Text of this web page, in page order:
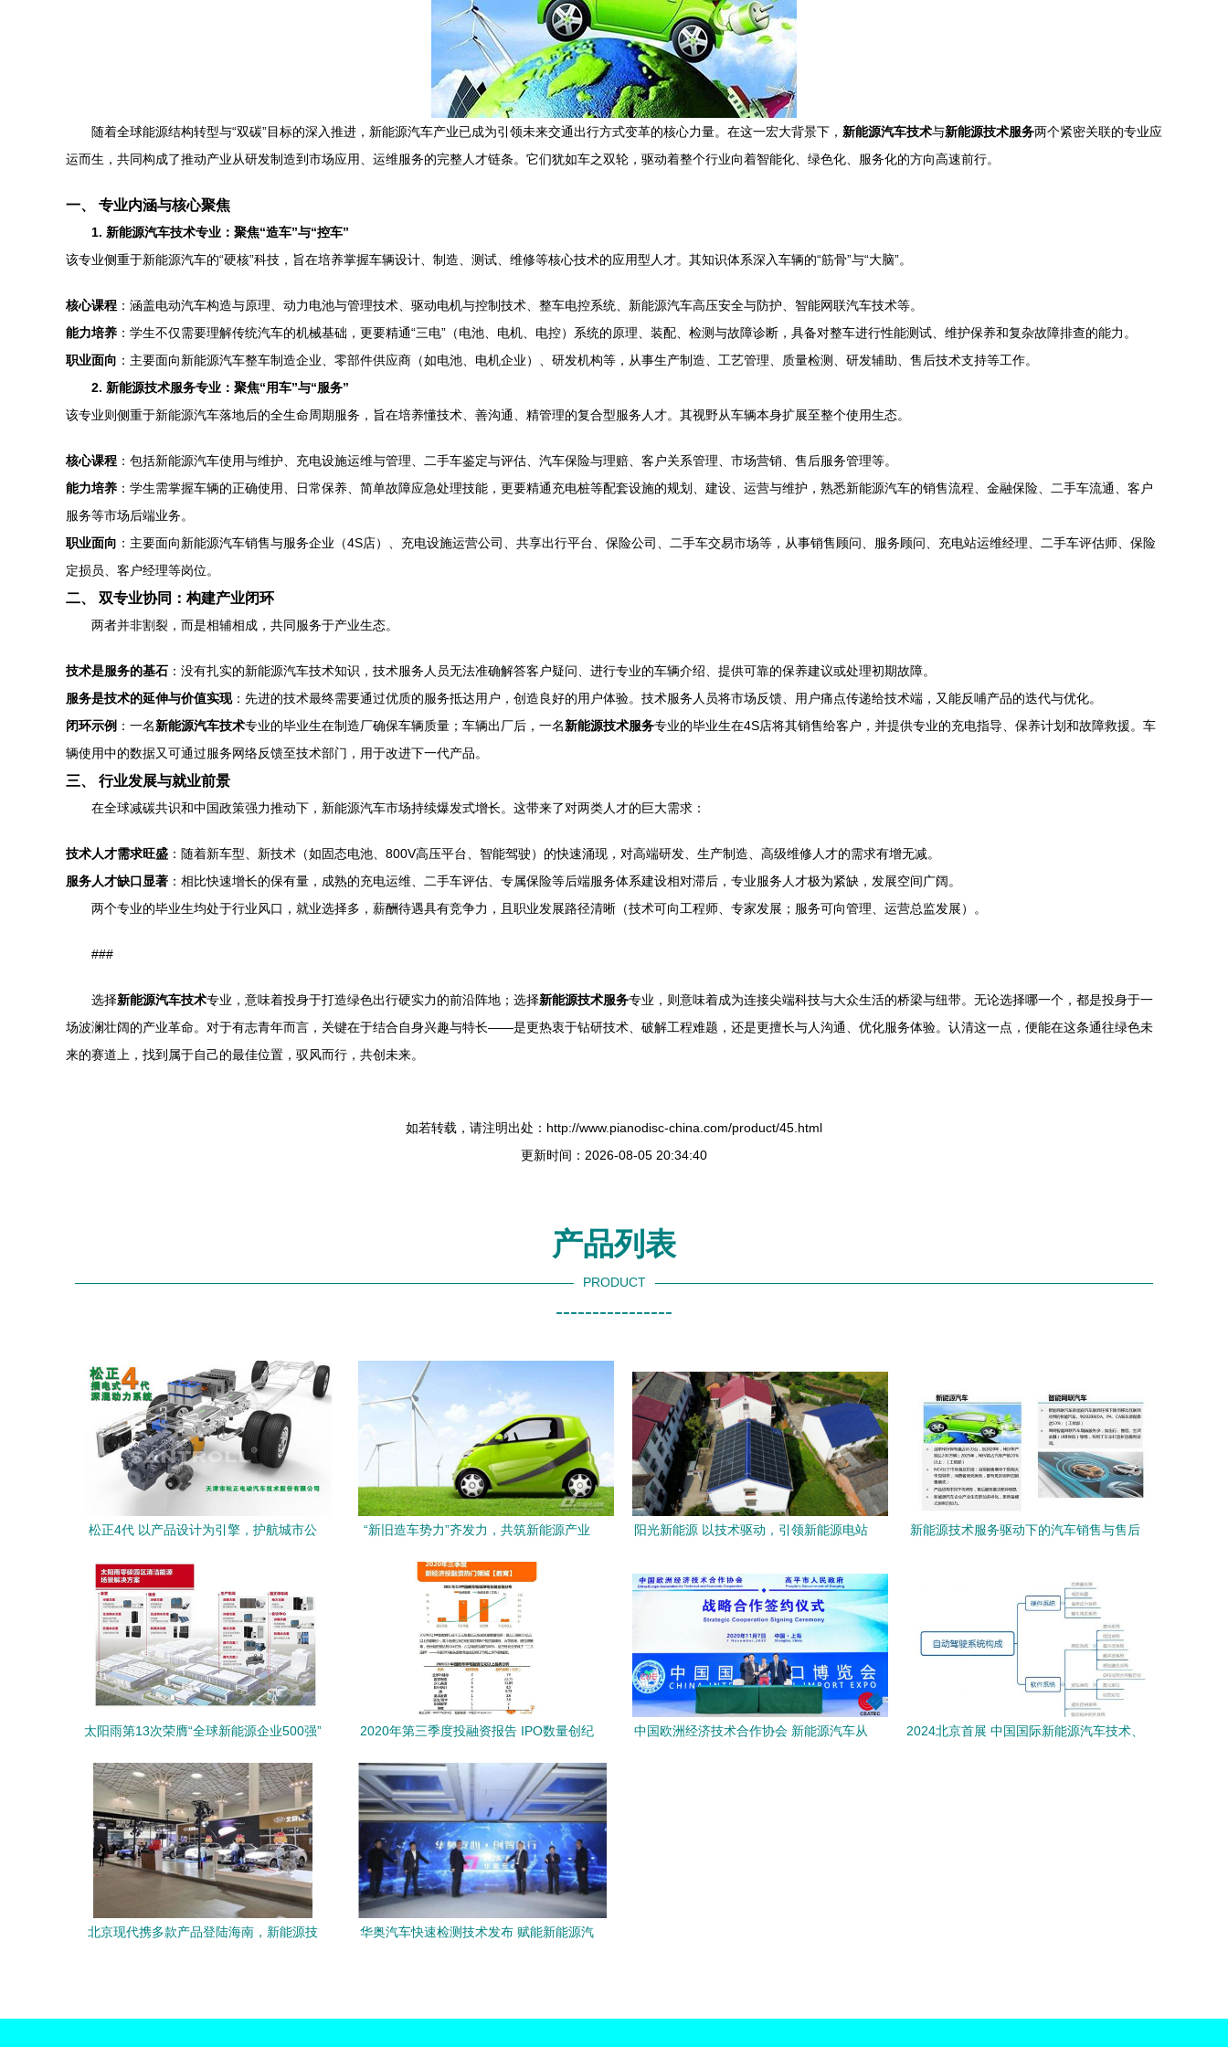
随着全球能源结构转型与“双碳”目标的深入推进，新能源汽车产业已成为引领未来交通出行方式变革的核心力量。在这一宏大背景下， 新能源汽车技术与新能源技术服务两个紧密关联的专业应
运而生，共同构成了推动产业从研发制造到市场应用、运维服务的完整人才链条。它们犹如车之双轮，驱动着整个行业向着智能化、绿色化、服务化的方向高速前行。
一、 专业内涵与核心聚焦
1. 新能源汽车技术专业：聚焦“造车”与“控车”
该专业侧重于新能源汽车的“硬核”科技，旨在培养掌握车辆设计、制造、测试、维修等核心技术的应用型人才。其知识体系深入车辆的“筋骨”与“大脑”。
核心课程 ：涵盖电动汽车构造与原理、动力电池与管理技术、驱动电机与控制技术、整车电控系统、新能源汽车高压安全与防护、智能网联汽车技术等。
能力培养 ：学生不仅需要理解传统汽车的机械基础，更要精通“三电”（电池、电机、电控）系统的原理、装配、检测与故障诊断，具备对整车进行性能测试、维护保养和复杂故障排查的能力。
职业面向 ：主要面向新能源汽车整车制造企业、零部件供应商（如电池、电机企业）、研发机构等，从事生产制造、工艺管理、质量检测、研发辅助、售后技术支持等工作。
2. 新能源技术服务专业：聚焦“用车”与“服务”
该专业则侧重于新能源汽车落地后的全生命周期服务，旨在培养懂技术、善沟通、精管理的复合型服务人才。其视野从车辆本身扩展至整个使用生态。
核心课程 ：包括新能源汽车使用与维护、充电设施运维与管理、二手车鉴定与评估、汽车保险与理赔、客户关系管理、市场营销、售后服务管理等。
能力培养 ：学生需掌握车辆的正确使用、日常保养、简单故障应急处理技能，更要精通充电桩等配套设施的规划、建设、运营与维护，熟悉新能源汽车的销售流程、金融保险、二手车流通、客户
服务等市场后端业务。
职业面向 ：主要面向新能源汽车销售与服务企业（4S店）、充电设施运营公司、共享出行平台、保险公司、二手车交易市场等，从事销售顾问、服务顾问、充电站运维经理、二手车评估师、保险
定损员、客户经理等岗位。
二、 双专业协同：构建产业闭环
两者并非割裂，而是相辅相成，共同服务于产业生态。
技术是服务的基石 ：没有扎实的新能源汽车技术知识，技术服务人员无法准确解答客户疑问、进行专业的车辆介绍、提供可靠的保养建议或处理初期故障。
服务是技术的延伸与价值实现：先进的技术最终需要通过优质的服务抵达用户，创造良好的用户体验。技术服务人员将市场反馈、用户痛点传递给技术端，又能反哺产品的迭代与优化。
闭环示例 ：一名新能源汽车技术专业的毕业生在制造厂确保车辆质量；车辆出厂后，一名新能源技术服务专业的毕业生在4S店将其销售给客户，并提供专业的充电指导、保养计划和故障救援。车
辆使用中的数据又可通过服务网络反馈至技术部门，用于改进下一代产品。
三、 行业发展与就业前景
在全球减碳共识和中国政策强力推动下，新能源汽车市场持续爆发式增长。这带来了对两类人才的巨大需求：
技术人才需求旺盛 ：随着新车型、新技术（如固态电池、800V高压平台、智能驾驶）的快速涌现，对高端研发、生产制造、高级维修人才的需求有增无减。
服务人才缺口显著 ：相比快速增长的保有量，成熟的充电运维、二手车评估、专属保险等后端服务体系建设相对滞后，专业服务人才极为紧缺，发展空间广阔。
两个专业的毕业生均处于行业风口，就业选择多，薪酬待遇具有竞争力，且职业发展路径清晰（技术可向工程师、专家发展；服务可向管理、运营总监发展）。
###
选择新能源汽车技术专业，意味着投身于打造绿色出行硬实力的前沿阵地；选择新能源技术服务专业，则意味着成为连接尖端科技与大众生活的桥梁与纽带。无论选择哪一个，都是投身于一
场波澜壮阔的产业革命。对于有志青年而言，关键在于结合自身兴趣与特长——是更热衷于钻研技术、破解工程难题，还是更擅长与人沟通、优化服务体验。认清这一点，便能在这条通往绿色未
来的赛道上，找到属于自己的最佳位置，驭风而行，共创未来。
如若转载，请注明出处：http://www.pianodisc-china.com/product/45.html
更新时间：2026-08-05 20:34:40
产品列表
PRODUCT
----------------
松正4代 以产品设计为引擎，护航城市公
“新旧造车势力”齐发力，共筑新能源产业
阳光新能源 以技术驱动，引领新能源电站
新能源技术服务驱动下的汽车销售与售后
太阳雨第13次荣膺“全球新能源企业500强”
2020年第三季度投融资报告 IPO数量创纪
道融资超百亿元，新能源技术服务崛起
中国欧洲经济技术合作协会 新能源汽车从
2024北京首展 中国国际新能源汽车技术、
北京现代携多款产品登陆海南，新能源技
华奥汽车快速检测技术发布 赋能新能源汽